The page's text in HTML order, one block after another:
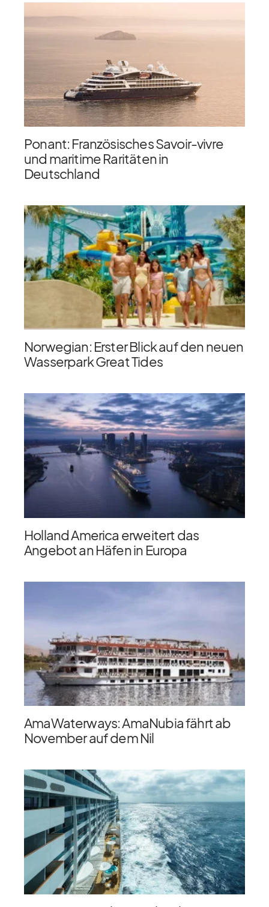
Ponant: Französisches Savoir-vivre
und maritime Raritäten in
Deutschland
Norwegian: Erster Blick auf den neuen
Wasserpark Great Tides
Holland America erweitert das
Angebot an Häfen in Europa
AmaWaterways: AmaNubia fährt ab
November auf dem Nil